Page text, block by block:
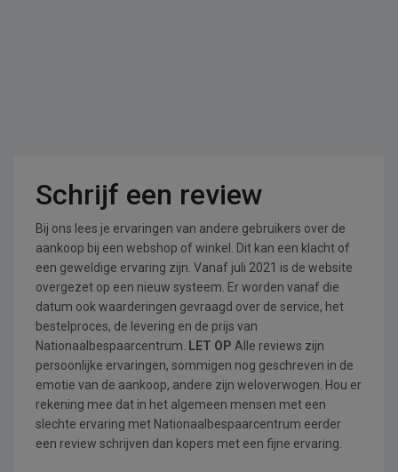
Schrijf een review
Bij ons lees je ervaringen van andere gebruikers over de
aankoop bij een webshop of winkel. Dit kan een klacht of
een geweldige ervaring zijn. Vanaf juli 2021 is de website
overgezet op een nieuw systeem. Er worden vanaf die
datum ook waarderingen gevraagd over de service, het
bestelproces, de levering en de prijs van
Nationaalbespaarcentrum.
LET OP Alle reviews zijn
persoonlijke ervaringen, sommigen nog geschreven in de
emotie van de aankoop, andere zijn weloverwogen. Hou er
rekening mee dat in het algemeen mensen met een
slechte ervaring met Nationaalbespaarcentrum eerder
een review schrijven dan kopers met een fijne ervaring.